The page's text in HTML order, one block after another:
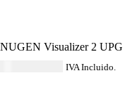
NUGEN Visualizer 2 UPG
IVA Incluido.